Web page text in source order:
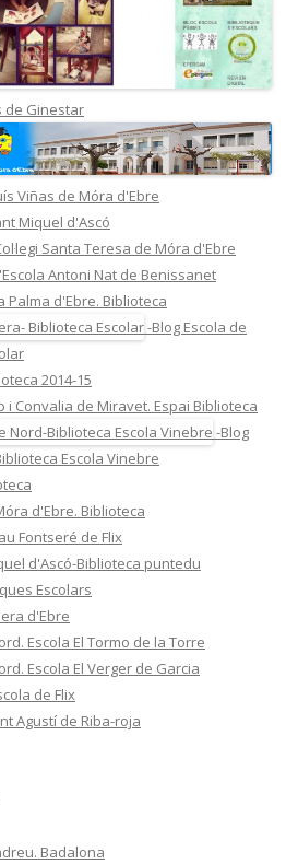
de Ginestar
Viñas de Móra d'Ebre
Miquel d'Ascó
Santa Teresa de Móra d'Ebre
Antoni Nat de Benissanet
Palma d'Ebre. Biblioteca
-Blog Escola de
2014-15
i Convalia de Miravet. Espai Biblioteca
-Blog
Escola Vinebre
d'Ebre. Biblioteca
Fontseré de Flix
d'Ascó-Biblioteca puntedu
Escolars
d'Ebre
Escola El Tormo de la Torre
Escola El Verger de Garcia
de Flix
Agustí de Riba-roja
Badalona